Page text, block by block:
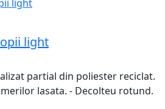
light
partial din poliester reciclat.
lasata. - Decolteu rotund.